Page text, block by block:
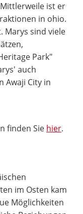
ist er
in ohio.
Marys sind viele
Park"
auch
Awaji City in
finden Sie hier.
im Osten kam
Möglichkeiten